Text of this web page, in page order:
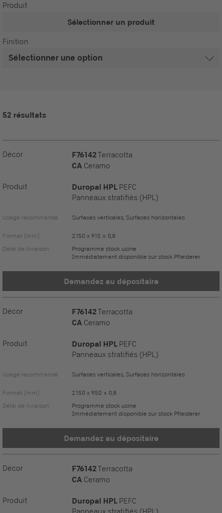
Produit
Sélectionner un produit
Finition
52 résultats
Décor F76142Terracotta
CA Ceramo
Produit Duropal HPL PEFC
Panneaux stratifiés (HPL)
Usage recommandé Surfaces verticales, Surfaces horizontales
Format (mm)
2.150 x 915 x 0,8
Délai de livraison
Programme stock usine
Immédiatement disponible sur stock Pfleiderer
Demandez au dépositaire
Décor F76142Terracotta
CA Ceramo
Produit Duropal HPL PEFC
Panneaux stratifiés (HPL)
Usage recommandé Surfaces verticales, Surfaces horizontales
Format (mm)
2.150 x 950 x 0,8
Délai de livraison
Programme stock usine
Immédiatement disponible sur stock Pfleiderer
Demandez au dépositaire
Décor F76142Terracotta
CA Ceramo
Produit Duropal HPL PEFC